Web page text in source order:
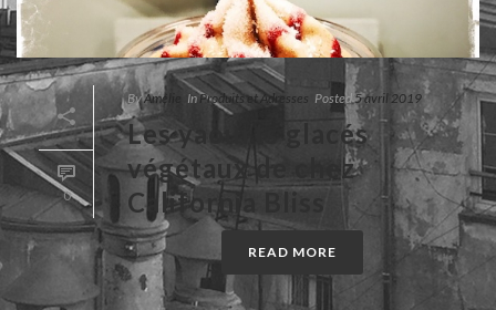
0
ByAmélie InProduits et Adresses Posted5 avril 2019
Les yaourts glacés
végétaux de chez
California Bliss
READ MORE